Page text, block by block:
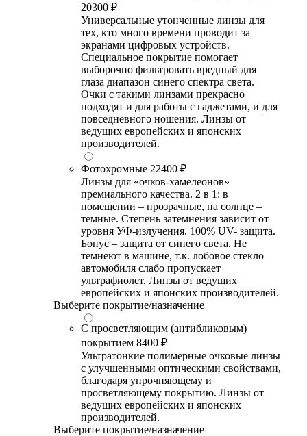
20300 ₽
Универсальные утонченные линзы для
тех, кто много времени проводит за
экранами цифровых устройств.
Специальное покрытие помогает
выборочно фильтровать вредный для
глаза диапазон синего спектра света.
Очки с такими линзами прекрасно
подходят и для работы с гаджетами, и для
повседневного ношения. Линзы от
ведущих европейских и японских
производителей.
Фотохромные 22400 ₽
Линзы для «очков-хамелеонов»
премиального качества. 2 в 1: в
помещении – прозрачные, на солнце –
темные. Степень затемнения зависит от
уровня УФ-излучения. 100% UV- защита.
Бонус – защита от синего света. Не
темнеют в машине, т.к. лобовое стекло
автомобиля слабо пропускает
ультрафиолет. Линзы от ведущих
европейских и японских производителей.
Выберите покрытие/назначение
С просветляющим (антибликовым)
покрытием 8400 ₽
Ультратонкие полимерные очковые линзы
с улучшенными оптическими свойствами,
благодаря упрочняющему и
просветляющему покрытию. Линзы от
ведущих европейских и японских
производителей.
Выберите покрытие/назначение